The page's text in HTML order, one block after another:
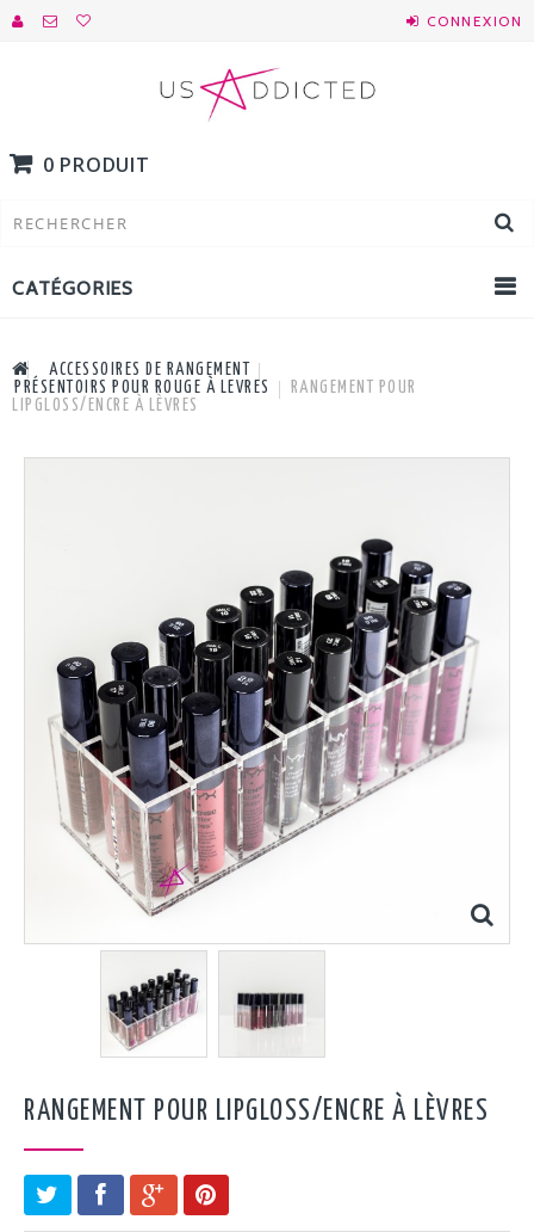
CONNEXION
0 PRODUIT
CATÉGORIES
ACCESSOIRES DE RANGEMENT
PRÉSENTOIRS POUR ROUGE À LEVRES
RANGEMENT POUR
LIPGLOSS/ENCRE À LÈVRES
RANGEMENT POUR LIPGLOSS/ENCRE À LÈVRES